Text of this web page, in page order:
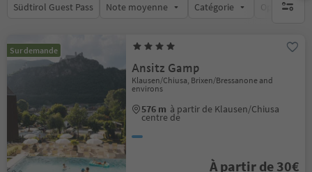
Südtirol Guest Pass Note moyenne Catégorie Options de
1 filtre
Sur demande
Ansitz Gamp
Klausen/Chiusa, Brixen/Bressanone and
environs
576 m à partir de Klausen/Chiusa
centre de
À partir de 30€